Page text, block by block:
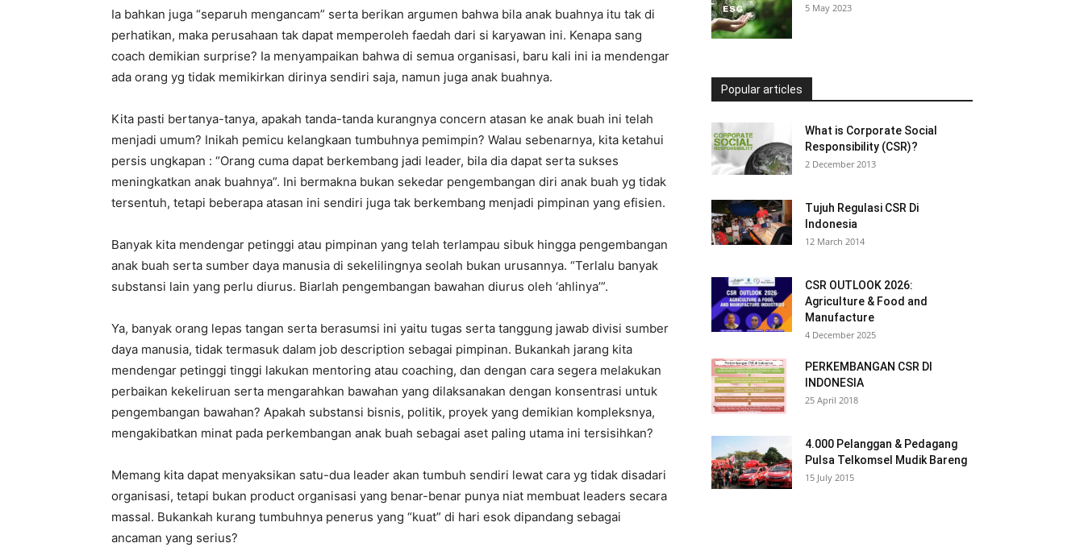
Ia bahkan juga “separuh mengancam” serta berikan argumen bahwa bila anak buahnya itu tak di
perhatikan, maka perusahaan tak dapat memperoleh faedah dari si karyawan ini. Kenapa sang
coach demikian surprise? Ia menyampaikan bahwa di semua organisasi, baru kali ini ia mendengar
ada orang yg tidak memikirkan dirinya sendiri saja, namun juga anak buahnya.
Kita pasti bertanya-tanya, apakah tanda-tanda kurangnya concern atasan ke anak buah ini telah
menjadi umum? Inikah pemicu kelangkaan tumbuhnya pemimpin? Walau sebenarnya, kita ketahui
persis ungkapan : “Orang cuma dapat berkembang jadi leader, bila dia dapat serta sukses
meningkatkan anak buahnya”. Ini bermakna bukan sekedar pengembangan diri anak buah yg tidak
tersentuh, tetapi beberapa atasan ini sendiri juga tak berkembang menjadi pimpinan yang efisien.
Banyak kita mendengar petinggi atau pimpinan yang telah terlampau sibuk hingga pengembangan
anak buah serta sumber daya manusia di sekelilingnya seolah bukan urusannya. “Terlalu banyak
substansi lain yang perlu diurus. Biarlah pengembangan bawahan diurus oleh ‘ahlinya’”.
Ya, banyak orang lepas tangan serta berasumsi ini yaitu tugas serta tanggung jawab divisi sumber
daya manusia, tidak termasuk dalam job description sebagai pimpinan. Bukankah jarang kita
mendengar petinggi tinggi lakukan mentoring atau coaching, dan dengan cara segera melakukan
perbaikan kekeliruan serta mengarahkan bawahan yang dilaksanakan dengan konsentrasi untuk
pengembangan bawahan? Apakah substansi bisnis, politik, proyek yang demikian kompleksnya,
mengakibatkan minat pada perkembangan anak buah sebagai aset paling utama ini tersisihkan?
Memang kita dapat menyaksikan satu-dua leader akan tumbuh sendiri lewat cara yg tidak disadari
organisasi, tetapi bukan product organisasi yang benar-benar punya niat membuat leaders secara
massal. Bukankah kurang tumbuhnya penerus yang “kuat” di hari esok dipandang sebagai
ancaman yang serius?
5 May 2023
Popular articles
What is Corporate Social
Responsibility (CSR)?
2 December 2013
Tujuh Regulasi CSR Di
Indonesia
12 March 2014
CSR OUTLOOK 2026:
Agriculture & Food and
Manufacture
4 December 2025
PERKEMBANGAN CSR DI
INDONESIA
25 April 2018
4.000 Pelanggan & Pedagang
Pulsa Telkomsel Mudik Bareng
15 July 2015